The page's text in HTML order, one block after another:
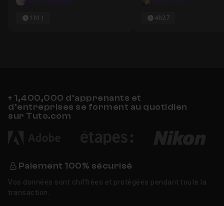
1h11 4h37
+ 1,400,000 d’apprenants et
d’entreprises se forment au quotidien
sur Tuto.com
Paiement 100% sécurisé
Vos données sont chiffrées et protégées pendant toute la
transaction.